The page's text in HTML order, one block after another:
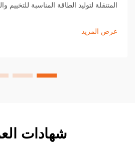
المتنقلة لتوليد الطاقة المناسبة
والطرازات ذات العمر الطويل التي يثق
ابحث عن الموديل المثالي لك اليوم.
عرض المزيد
شهادات